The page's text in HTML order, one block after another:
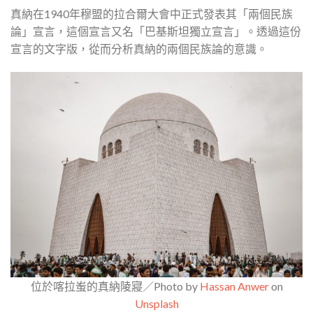
真納在1940年穆盟的拉合爾大會中正式發表其「兩個民族
論」宣言，這個宣言又名「巴基斯坦獨立宣言」。透過這份
宣言的文字版，從而分析真納的兩個民族論的意識。
位於喀拉蚩的真納陵寢／Photo by Hassan Anweron
Unsplash